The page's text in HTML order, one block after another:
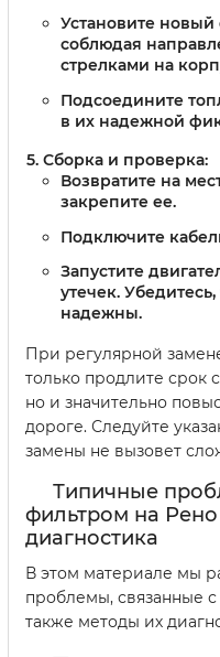
Установите
соблюдая
стрелками на
Подсоедините
в их надежной
Сборка и проверка:
Возвратите на
закрепите ее.
Подключите
Запустите
утечек.
надежны.
При регулярной
только продлите срок
но и значительно
дороге. Следуйте
замены не вызовет
Типичные
фильтром на
диагностика
В этом материале мы
проблемы, связанные
также методы их